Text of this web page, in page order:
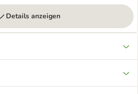
Details anzeigen